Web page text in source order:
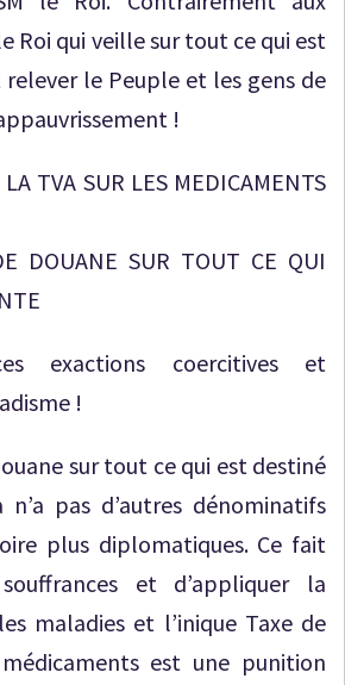
Roi qui veille sur tout ce qui est
le Peuple et les gens de
!
TVA SUR LES MEDICAMENTS
DOUANE SUR TOUT CE QUI
exactions coercitives et
!
sur tout ce qui est destiné
n’a pas d’autres dénominatifs
plus diplomatiques. Ce fait
et d’appliquer la
maladies et l’inique Taxe de
est une punition